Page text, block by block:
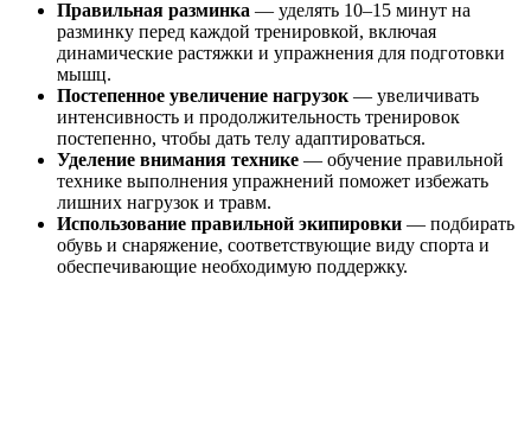
Правильная разминка — уделять 10–15 минут на
разминку перед каждой тренировкой, включая
динамические растяжки и упражнения для подготовки
мышц.
Постепенное увеличение нагрузок — увеличивать
интенсивность и продолжительность тренировок
постепенно, чтобы дать телу адаптироваться.
Уделение внимания технике — обучение правильной
технике выполнения упражнений поможет избежать
лишних нагрузок и травм.
Использование правильной экипировки — подбирать
обувь и снаряжение, соответствующие виду спорта и
обеспечивающие необходимую поддержку.